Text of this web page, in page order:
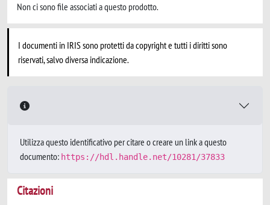
Non ci sono file associati a questo prodotto.
I documenti in IRIS sono protetti da copyright e tutti i diritti sono
riservati, salvo diversa indicazione.
Utilizza questo identificativo per citare o creare un link a questo
documento: https://hdl.handle.net/10281/37833
Citazioni